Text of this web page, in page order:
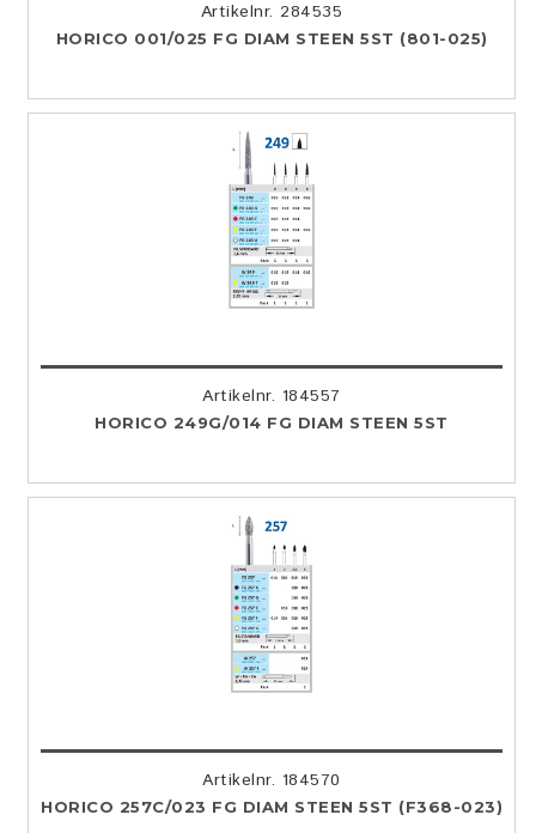
Artikelnr. 284535
HORICO 001/025 FG DIAM STEEN 5ST (801-025)
Artikelnr. 184557
HORICO 249G/014 FG DIAM STEEN 5ST
Artikelnr. 184570
HORICO 257C/023 FG DIAM STEEN 5ST (F368-023)